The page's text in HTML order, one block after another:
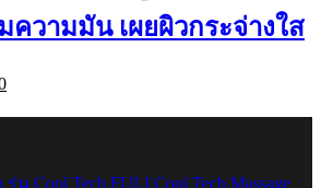
ความมัน เผยผิวกระจ่างใส
Current
price
is: